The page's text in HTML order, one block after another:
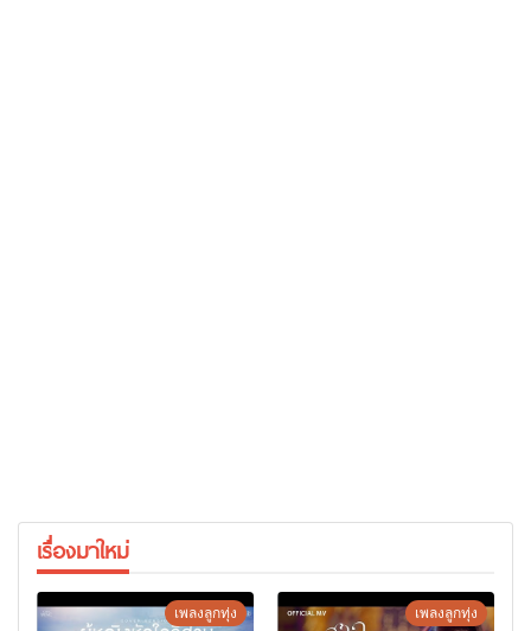
เรื่องมาใหม่
เพลงลูกทุ่ง เพลงลูกทุ่ง